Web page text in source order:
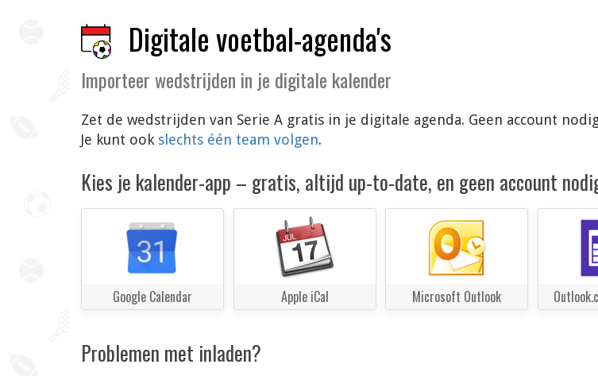
Digitale voetbal-agenda's
Importeer wedstrijden in je digitale kalender
Zet de wedstrijden van Serie A gratis in je digitale agenda. Geen account
Je kunt ook slechts één team volgen.
Kies je kalender-app – gratis, altijd up-to-date, en geen account
Google Calendar Apple iCal Microsoft Outlook
Problemen met inladen?